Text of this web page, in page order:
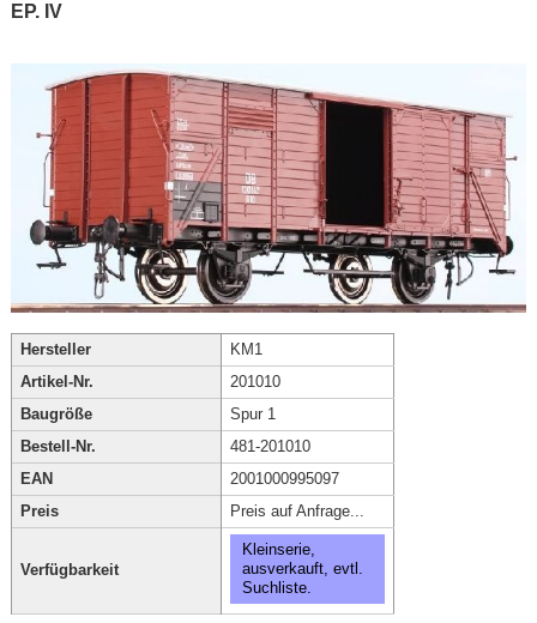
EP. IV
Hersteller
KM1
Artikel-Nr.
201010
Baugröße
Spur 1
Bestell-Nr.
481-201010
EAN
2001000995097
Preis
Preis auf Anfrage...
Verfügbarkeit
Kleinserie,
ausverkauft, evtl.
Suchliste.